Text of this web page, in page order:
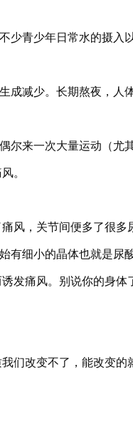
少青少年日常水的摄入
成减少。长期熬夜，人
尔来一次大量运动（尤
。
风，关节间便多了很多
有细小的晶体也就是尿
发痛风。别说你的身
们改变不了，能改变的